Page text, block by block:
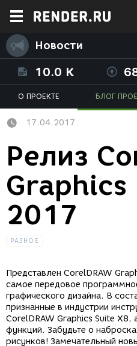
Новости
10.0 K
О ПРОЕКТЕ БЛОГ
17.04.2017
Релиз
Graphics
2017
РАЗНОЕ
Представлен CorelDRAW
самое передовое
графического дизайна. В
признанные в индустрии
CorelDRAW Graphics Suite X8,
функций. Забудьте о
рисунков! Замечательный